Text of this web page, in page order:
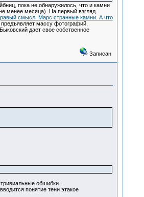
пока не обнаружилось, что и камни
менее месяца). На первый взгляд
смысл. Марс странные камни. А что
массу фотографий,
дает свое собственное
Записан
обшибки...
понятие тени этакое